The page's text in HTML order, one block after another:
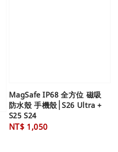
MagSafe IP68 全方位 磁吸
防水殼 手機殼│S26 Ultra +
S25 S24
Regular
NT$ 1,050